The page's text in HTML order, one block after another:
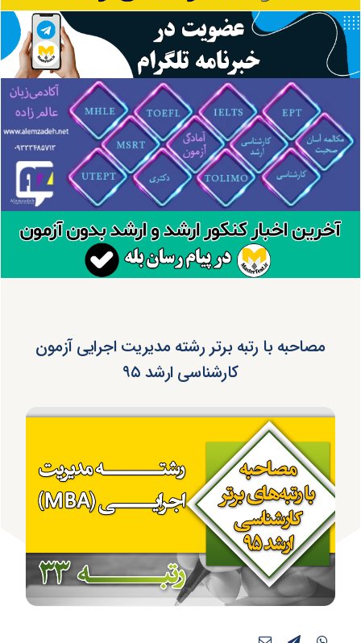
مصاحبه با رتبه برتر رشته مدیریت اجرایی آزمون
کارشناسی ارشد ۹۵